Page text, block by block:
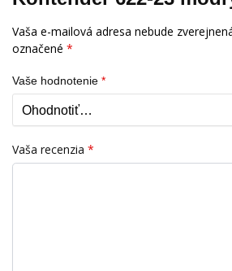
Vaša e-mailová adresa nebude
označené *
Vaše hodnotenie *
Vaša recenzia *